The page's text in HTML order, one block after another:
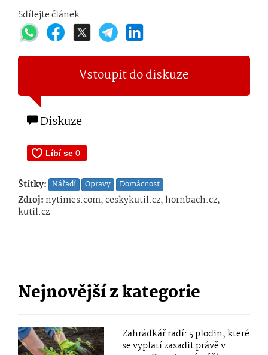
Sdílejte článek
Vstoupit do diskuze
Diskuze
Štítky: Nářadí Opravy Domácnost
Zdroj: nytimes.com, ceskykutil.cz, hornbach.cz,
kutil.cz
Nejnovější z kategorie
Zahrádkář radí: 5 plodin, které
se vyplatí zasadit právě v